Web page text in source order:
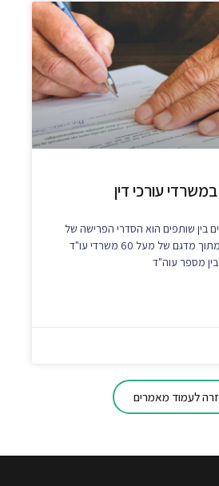
עורכי דין
בין שותפים הוא הסדרי הפרישה של
השותפים הוותיקים. מתוך מדגם של מעל 60 משרדי עו"ד
מספר עוה"ד
לעמוד מאמרים